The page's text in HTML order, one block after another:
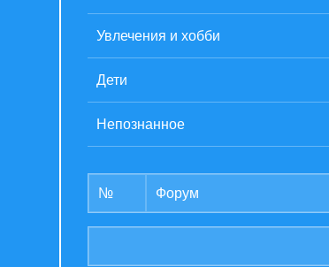
Увлечения и хобби
Дети
Непознанное
№ Форум